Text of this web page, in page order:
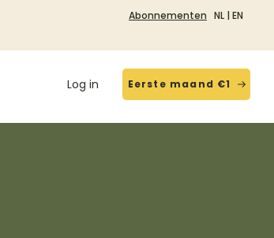
Abonnementen NL | EN
Log in Eerste maand €1